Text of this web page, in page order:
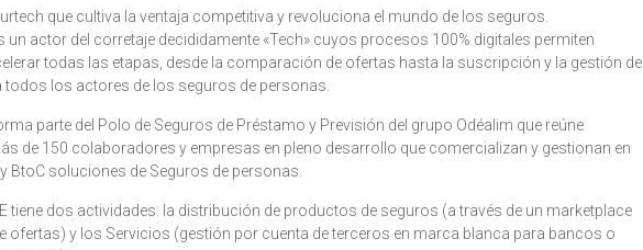
que cultiva la ventaja competitiva y revoluciona el mundo de los seguros.
un actor del corretaje decididamente «Tech» cuyos procesos 100% digitales permiten
todas las etapas, desde la comparación de ofertas hasta la suscripción y la gestión de
todos los actores de los seguros de personas.
parte del Polo de Seguros de Préstamo y Previsión del grupo Odéalim que reúne
de 150 colaboradores y empresas en pleno desarrollo que comercializan y gestionan en
BtoC soluciones de Seguros de personas.
tiene dos actividades: la distribución de productos de seguros (a través de un marketplace
ofertas) y los Servicios (gestión por cuenta de terceros en marca blanca para bancos o